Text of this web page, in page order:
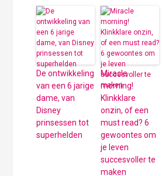
De ontwikkeling
van een 6 jarige
dame, van
Disney
prinsessen tot
superhelden
Miracle
morning!
Klinkklare
onzin, of een
must read? 6
gewoontes om
je leven
succesvoller te
maken